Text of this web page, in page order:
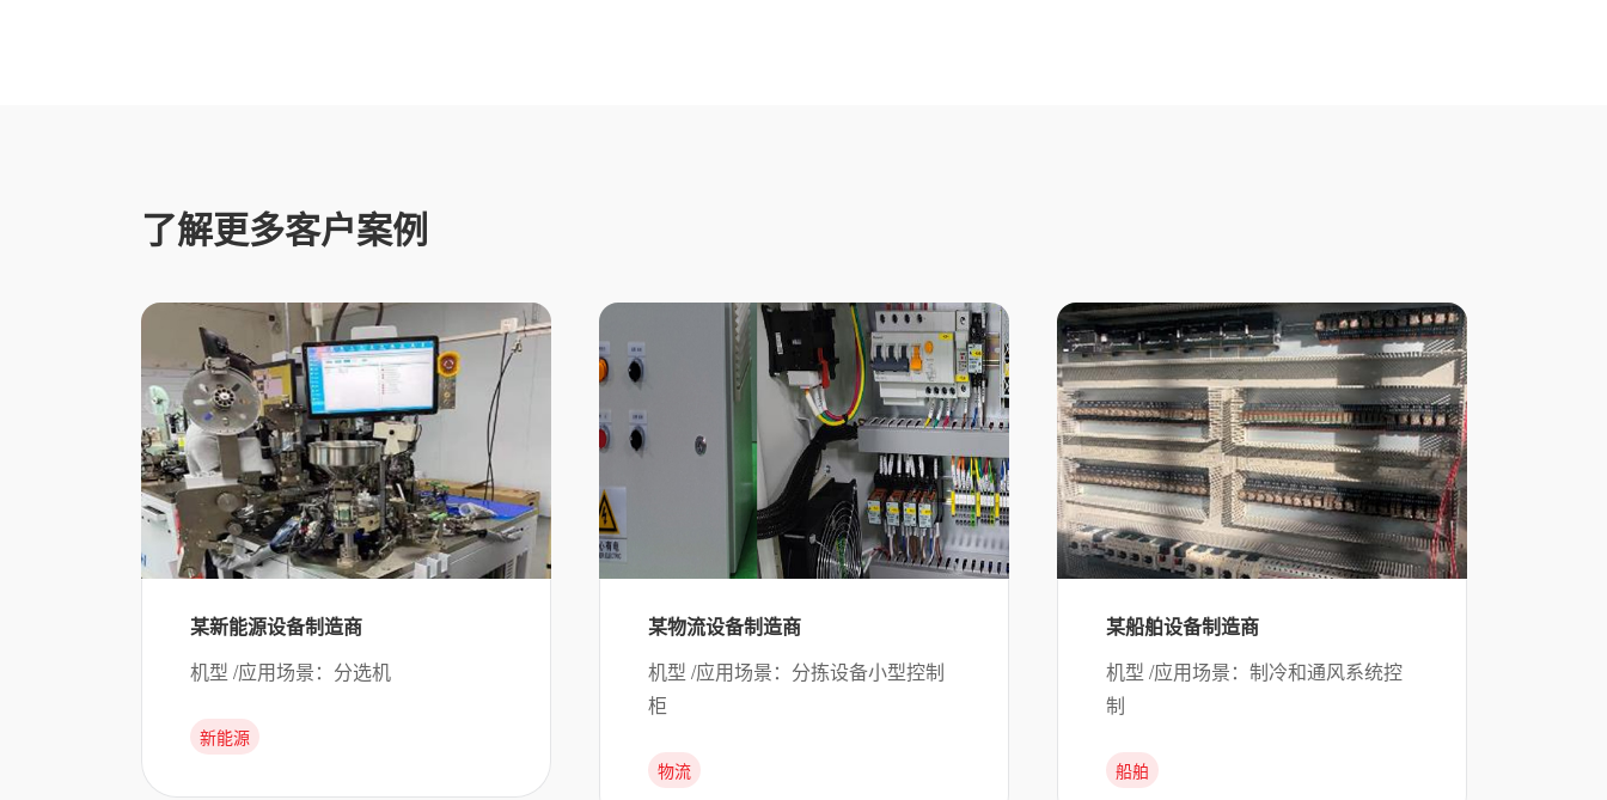
了解更多客户案例
某新能源设备制造商
机型 /应用场景：分选机
新能源
某物流设备制造商
机型 /应用场景：分拣设备小型控制
柜
物流
某船舶设备制造商
机型 /应用场景：制冷和通风系统控
制
船舶